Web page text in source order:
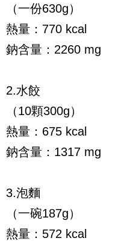
（一份630g）
熱量：770 kcal
鈉含量：2260 mg
2.水餃
（10顆300g）
熱量：675 kcal
鈉含量：1317 mg
3.泡麵
（一碗187g）
熱量：572 kcal